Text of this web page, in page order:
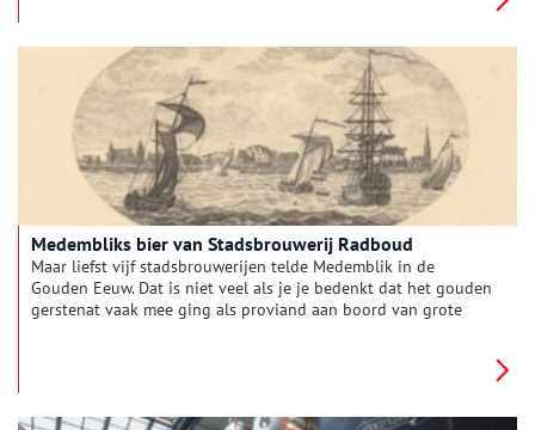
formaat. Want al snel werd de export van bier zo belangrijk dat
het ging lonen toch bier te brouwen in die stad. Een grote
afzetmarkt was immers gegarandeerd met al die schepen in de
haven. Een goed voorbeeld van een brouwerij die bij uitstek
voor de export werkte was brouwerij de Witte Haan.
Medembliks bier van Stadsbrouwerij Radboud
Maar liefst vijf stadsbrouwerijen telde Medemblik in de
Gouden Eeuw. Dat is niet veel als je je bedenkt dat het gouden
gerstenat vaak mee ging als proviand aan boord van grote